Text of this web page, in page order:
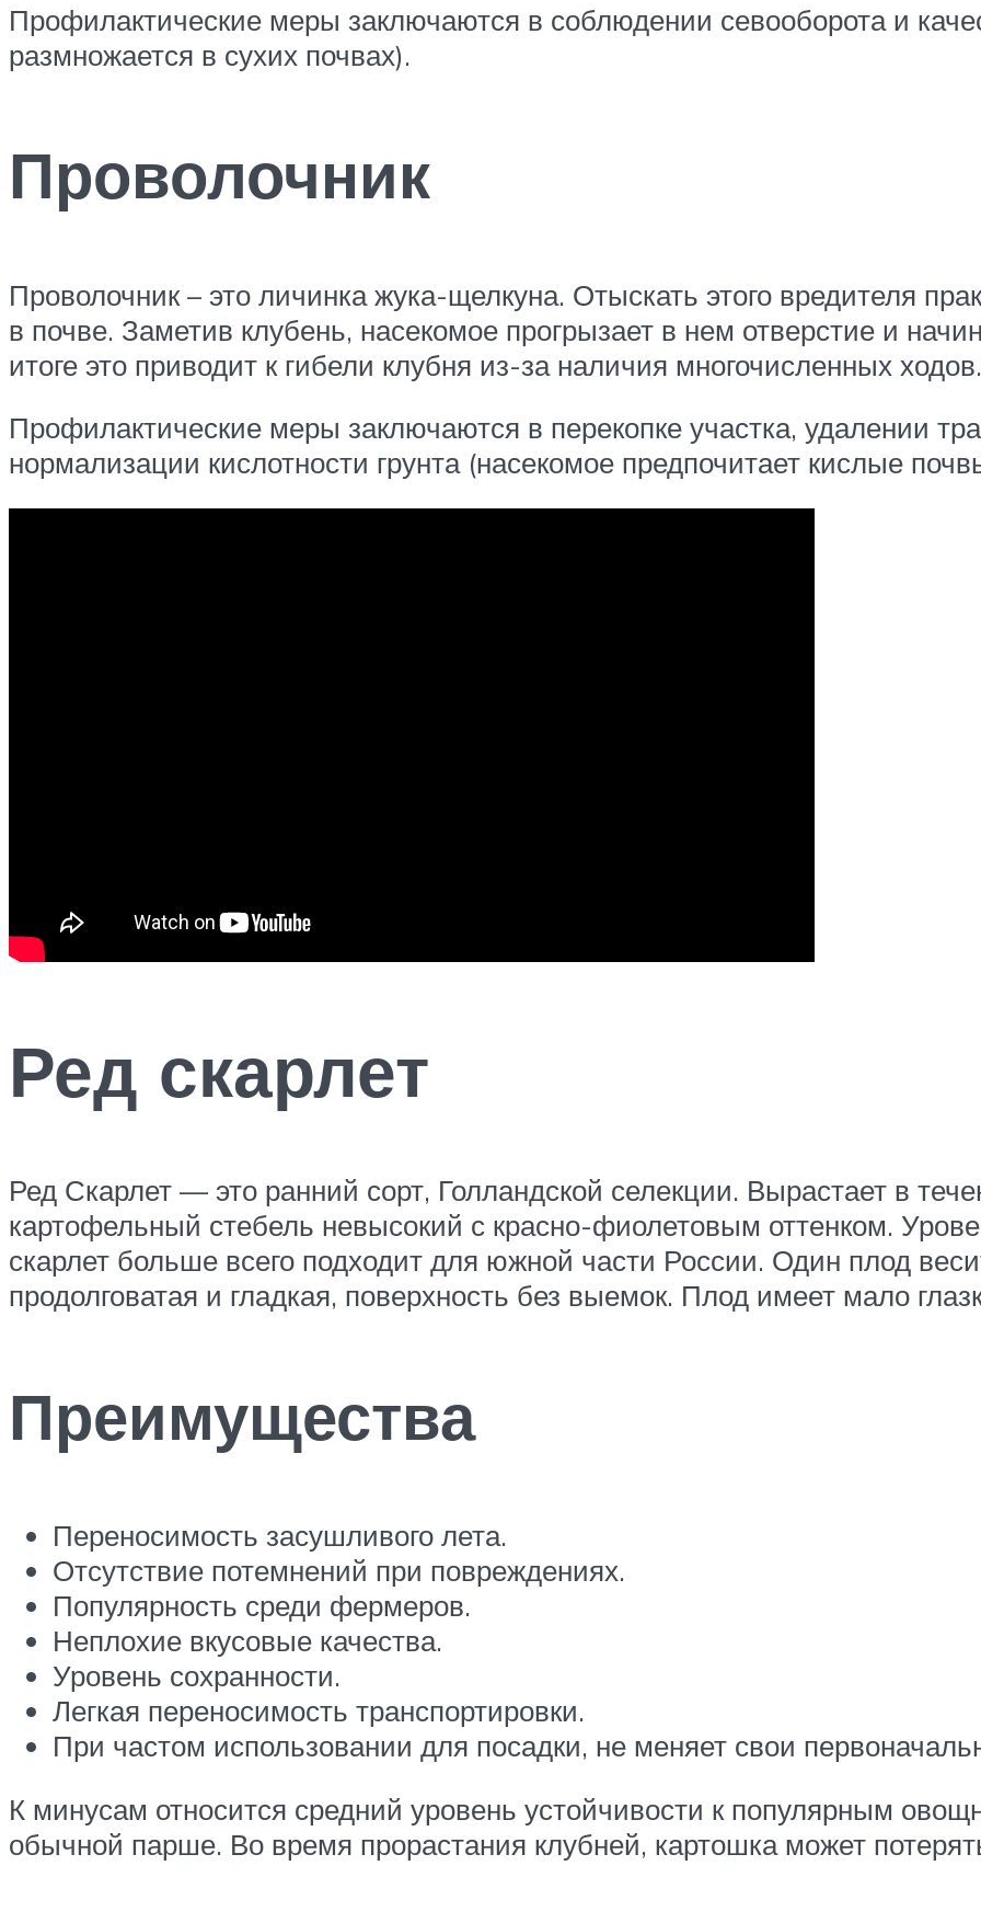
Профилактические меры заключаются в соблюдении севооборота и
размножается в сухих почвах).
Проволочник
Проволочник – это личинка жука-щелкуна. Отыскать этого вредителя
в почве. Заметив клубень, насекомое прогрызает в нем отверстие и
итоге это приводит к гибели клубня из-за наличия многочисленных ходов.
Профилактические меры заключаются в перекопке участка, удалении
нормализации кислотности грунта (насекомое предпочитает кислые
Ред скарлет
Ред Скарлет — это ранний сорт, Голландской селекции. Вырастает в
картофельный стебель невысокий с красно-фиолетовым оттенком.
скарлет больше всего подходит для южной части России. Один плод
продолговатая и гладкая, поверхность без выемок. Плод имеет мало
Преимущества
Переносимость засушливого лета.
Отсутствие потемнений при повреждениях.
Популярность среди фермеров.
Неплохие вкусовые качества.
Уровень сохранности.
Легкая переносимость транспортировки.
При частом использовании для посадки, не меняет свои
К минусам относится средний уровень устойчивости к популярным
обычной парше. Во время прорастания клубней, картошка может